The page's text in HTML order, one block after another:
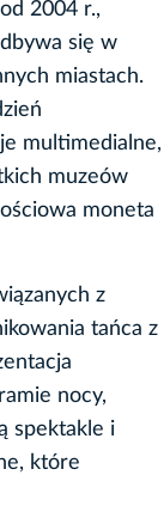
2004 r.,
się w
miastach.
multimedialne,
muzeów
moneta
z
tańca z
nocy,
spektakle i
które